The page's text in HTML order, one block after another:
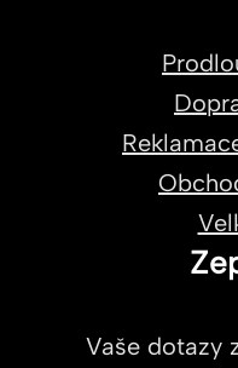
Vaše dotazy